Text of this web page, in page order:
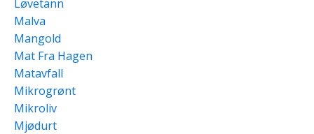
Løvetann
Malva
Mangold
Mat Fra Hagen
Matavfall
Mikrogrønt
Mikroliv
Mjødurt